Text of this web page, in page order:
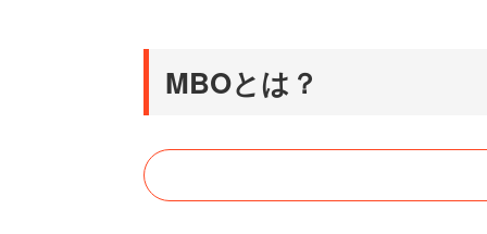
MBOとは？